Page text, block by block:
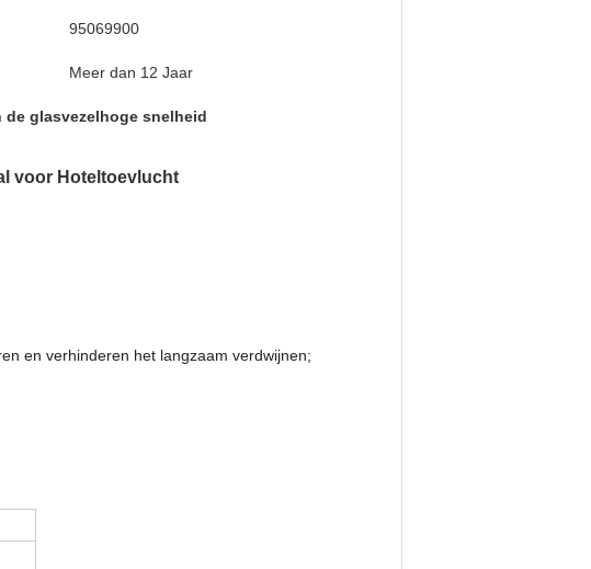
95069900
Meer dan 12 Jaar
de glasvezelhoge snelheid
voor Hoteltoevlucht
en verhinderen het langzaam verdwijnen;